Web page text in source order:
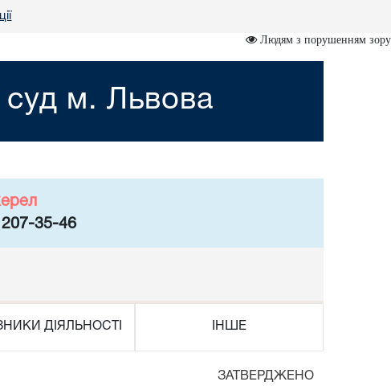
Людям з порушенням зору
суд м. Львова
207-35-46
ДІЯЛЬНОСТІ ІНШЕ
ЗАТВЕРДЖЕНО